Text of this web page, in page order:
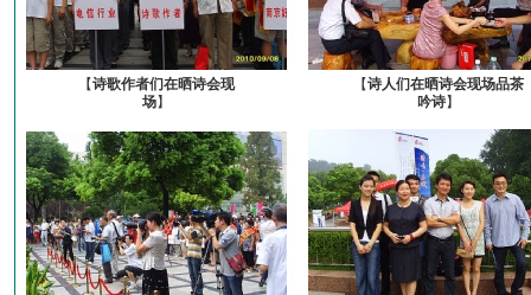
【诗歌作者们在晒诗会现
场】
【诗人们在晒诗会现场品茶
吟诗】